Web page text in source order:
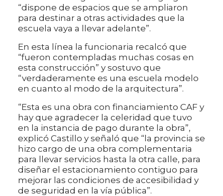
“dispone de espacios que se ampliaron
para destinar a otras actividades que la
escuela vaya a llevar adelante”.
En esta línea la funcionaria recalcó que
“fueron contempladas muchas cosas en
esta construcción” y sostuvo que
“verdaderamente es una escuela modelo
en cuanto al modo de la arquitectura”.
“Esta es una obra con financiamiento CAF y
hay que agradecer la celeridad que tuvo
en la instancia de pago durante la obra”,
explicó Castillo y señaló que “la provincia se
hizo cargo de una obra complementaria
para llevar servicios hasta la otra calle, para
diseñar el estacionamiento contiguo para
mejorar las condiciones de accesibilidad y
de seguridad en la vía pública”.